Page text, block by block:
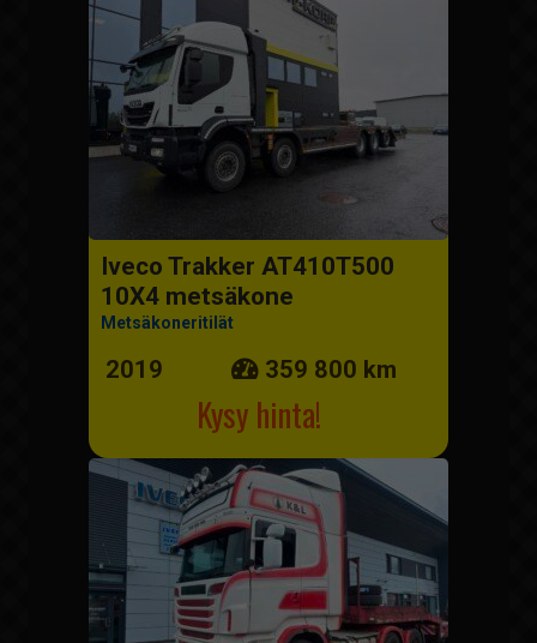
Iveco Trakker AT410T500
10X4 metsäkone
Metsäkoneritilät
2019 359 800 km
Kysy hinta!